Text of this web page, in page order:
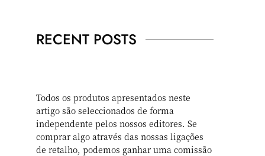
RECENT POSTS
Todos os produtos apresentados neste
artigo são seleccionados de forma
independente pelos nossos editores. Se
comprar algo através das nossas ligações
de retalho, podemos ganhar uma comissão